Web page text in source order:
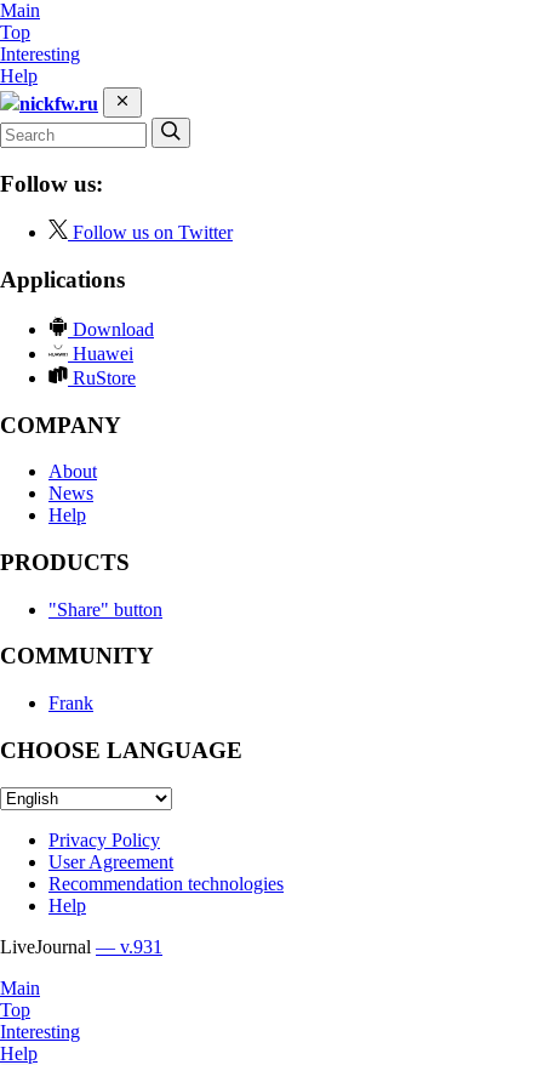
Main
Top
Interesting
Help
nickfw.ru
Follow us:
Follow us on Twitter
Applications
Download
Huawei
RuStore
COMPANY
About
News
Help
PRODUCTS
"Share" button
COMMUNITY
Frank
CHOOSE LANGUAGE
Privacy Policy
User Agreement
Recommendation technologies
Help
LiveJournal — v.931
Main
Top
Interesting
Help